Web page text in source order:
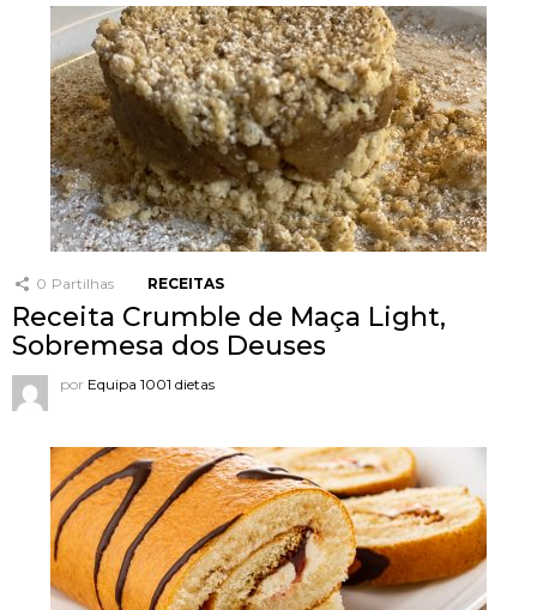
0 Partilhas RECEITAS
Receita Crumble de Maça Light,
Sobremesa dos Deuses
por Equipa 1001 dietas